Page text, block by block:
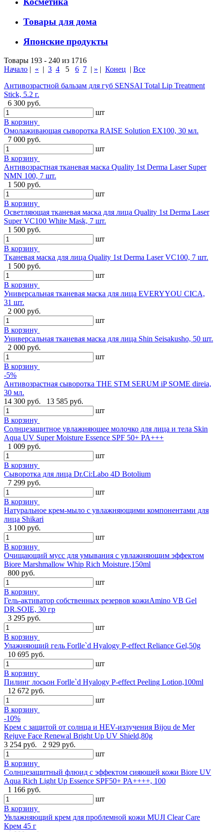
Товары для дома
Японские продукты
Товары 193 - 240 из 1716
Начало | « | 3 4 5 6 7 | » | Конец | Все
Антивозрастной бальзам для губ SENSAI Total Lip Treatment
Stick, 5.2 г.
6 300 руб.
шт
В корзину
Омолаживающая сыворотка RAISE Solution EX100, 30 мл.
7 000 руб.
шт
В корзину
Антивозрастная тканевая маска Quality 1st Derma Laser Super
NMN 100, 7 шт.
1 500 руб.
шт
В корзину
Осветляющая тканевая маска для лица Quality 1st Derma Laser
Super VC100 White Mask, 7 шт.
1 500 руб.
шт
В корзину
Тканевая маска для лица Quality 1st Derma Laser VC100, 7 шт.
1 500 руб.
шт
В корзину
Универсальная тканевая маска для лица EVERYYOU CICA,
31 шт.
2 000 руб.
шт
В корзину
Универсальная тканевая маска для лица Shin Seisakusho, 50 шт.
2 000 руб.
шт
В корзину
-5%
Антивозрастная сыворотка THE STM SERUM iP SOME direia,
30 мл.
14 300 руб.
13 585 руб.
шт
В корзину
Солнцезащитное увлажняющее молочко для лица и тела Skin
Aqua UV Super Moisture Essence SPF 50+ PA+++
1 009 руб.
шт
В корзину
Сыворотка для лица Dr.Ci:Labo 4D Botolium
7 299 руб.
шт
В корзину
Натуральное крем-мыло с увлажняющими компонентами для
лица Shikari
3 100 руб.
шт
В корзину
Очищающий мусс для умывания с увлажняющим эффектом
Biore Marshmallow Whip Rich Moisture,150ml
800 руб.
шт
В корзину
Гель-активатор собственных резервов кожиAmino VB Gel
DR.SOIE, 30 гр
3 295 руб.
шт
В корзину
Улажняющий гель Forlle`d Hyalogy P-effect Reliance Gel,50g
10 695 руб.
шт
В корзину
Пилинг лосьон Forlle`d Hyalogy P-effect Peeling Lotion,100ml
12 672 руб.
шт
В корзину
-10%
Крем с защитой от солнца и HEV-излучения Bijou de Mer
Rejuve Face Renewal Bright Up UV Shield,80g
3 254 руб.
2 929 руб.
шт
В корзину
Солнцезащитный флюид с эффектом сияюшей кожи Biore UV
Aqua Rich Light Up Essence SPF50+ PA++++, 100
1 166 руб.
шт
В корзину
Увлажняющий крем для проблемной кожи MUJI Clear Care
Крем 45 г